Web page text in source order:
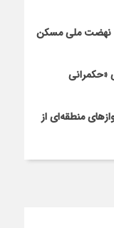
پروژه ۴۸ واحدی نهضت ملی مسکن
«حکمرانی
منطقه‌ای از